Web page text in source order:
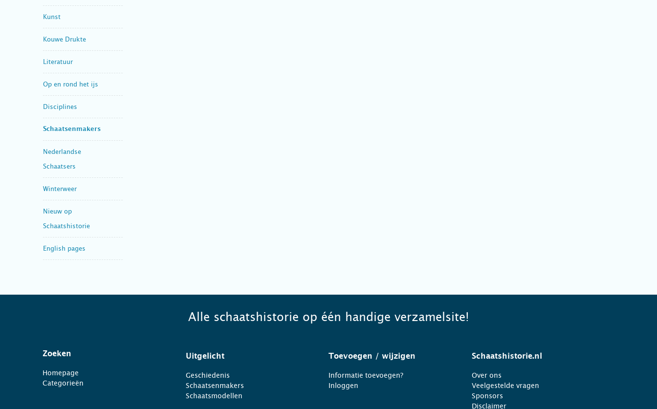
Kunst
Kouwe Drukte
Literatuur
Op en rond het ijs
Disciplines
Schaatsenmakers
Nederlandse
Schaatsers
Winterweer
Nieuw op
Schaatshistorie
English pages
Alle schaatshistorie op één handige verzamelsite!
Zoeken
Homepage
Categorieën
Uitgelicht
Geschiedenis
Schaatsenmakers
Schaatsmodellen
Toevoegen / wijzigen
Informatie toevoegen?
Inloggen
Schaatshistorie.nl
Over ons
Veelgestelde vragen
Sponsors
Disclaimer